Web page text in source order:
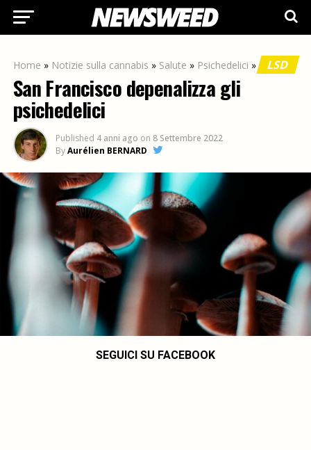
Home » Notizie sulla cannabis » Salute » Psichedelici » LSD
San Francisco depenalizza gli
psichedelici
Published 4 anni ago on 8 Settembre 2022
ByAurélien BERNARD
SEGUICI SU FACEBOOK